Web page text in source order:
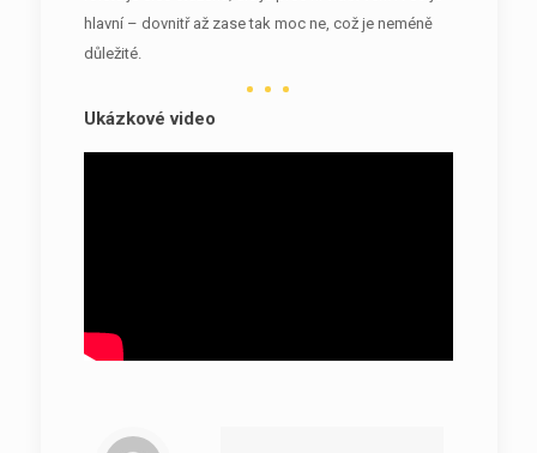
hlavní – dovnitř až zase tak moc ne, což je neméně
důležité.
Ukázkové video